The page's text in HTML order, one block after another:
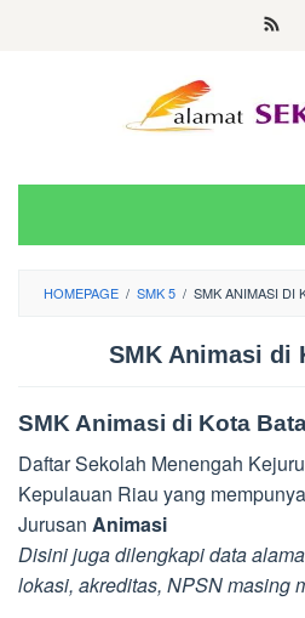
HOMEPAGE / SMK 5 / SMK ANIMASI DI
SMK Animasi di
SMK Animasi di Kota
Daftar Sekolah Menengah
Kepulauan Riau yang
Jurusan Animasi
Disini juga dilengkapi data
lokasi, akreditas, NPSN masing